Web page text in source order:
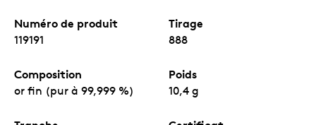
Numéro de produit
119191
Tirage
888
Composition
or fin (pur à 99,999 %)
Poids
10,4 g